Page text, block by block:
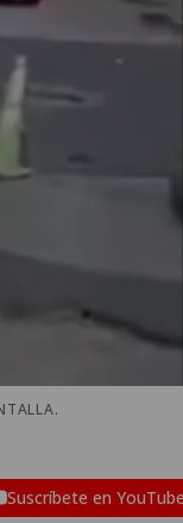
Suscríbete en